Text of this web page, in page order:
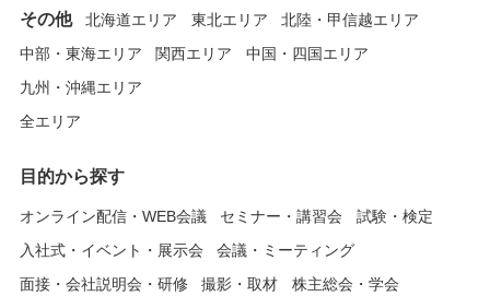
その他 北海道エリア 東北エリア
北陸・甲信越エリア
中部・東海エリア
関西エリア
中国・四国エリア
九州・沖縄エリア
全エリア
目的から探す
オンライン配信・WEB会議 セミナー・講習会
試験・検定
入社式・イベント・展示会
会議・ミーティング
面接・会社説明会・研修
撮影・取材
株主総会・学会